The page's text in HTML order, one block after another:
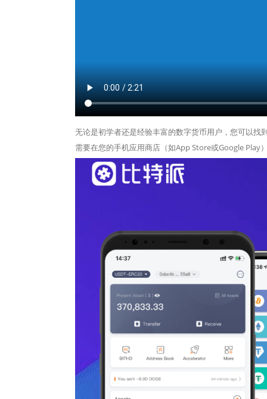
无论是初学者还是经验丰富的数字货币用户，您可以找
需要在您的手机应用商店（如App Store或Google Play